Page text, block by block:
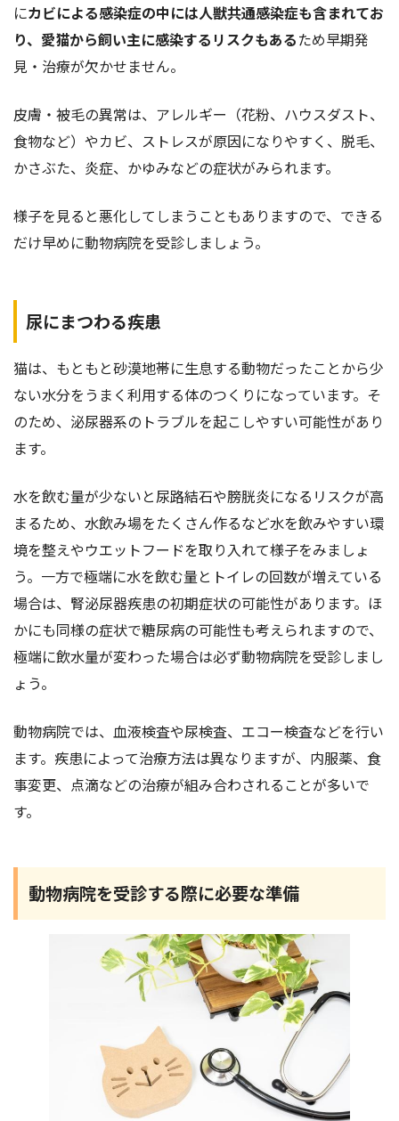
にカビによる感染症の中には人獣共通感染症も含まれてお
り、愛猫から飼い主に感染するリスクもあるため早期発
見・治療が欠かせません。
皮膚・被毛の異常は、アレルギー（花粉、ハウスダスト、
食物など）やカビ、ストレスが原因になりやすく、脱毛、
かさぶた、炎症、かゆみなどの症状がみられます。
様子を見ると悪化してしまうこともありますので、できる
だけ早めに動物病院を受診しましょう。
尿にまつわる疾患
猫は、もともと砂漠地帯に生息する動物だったことから少
ない水分をうまく利用する体のつくりになっています。そ
のため、泌尿器系のトラブルを起こしやすい可能性があり
ます。
水を飲む量が少ないと尿路結石や膀胱炎になるリスクが高
まるため、水飲み場をたくさん作るなど水を飲みやすい環
境を整えやウエットフードを取り入れて様子をみましょ
う。一方で極端に水を飲む量とトイレの回数が増えている
場合は、腎泌尿器疾患の初期症状の可能性があります。ほ
かにも同様の症状で糖尿病の可能性も考えられますので、
極端に飲水量が変わった場合は必ず動物病院を受診しまし
ょう。
動物病院では、血液検査や尿検査、エコー検査などを行い
ます。疾患によって治療方法は異なりますが、内服薬、食
事変更、点滴などの治療が組み合わされることが多いで
す。
動物病院を受診する際に必要な準備